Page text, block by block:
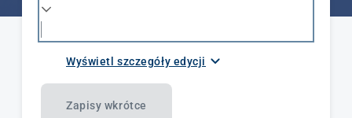
21.10.2026
Wyświetl szczegóły edycji
Zapisy wkrótce